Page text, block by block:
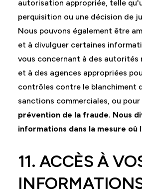
autorisation appropriée, telle
perquisition ou une décision de
Nous pouvons également être
et à divulguer certaines
vous concernant à des autorités
et à des agences appropriées
contrôles contre le blanchiment
sanctions commerciales, ou
prévention de la fraude. Nous
informations dans la mesure où
11. ACCÈS À